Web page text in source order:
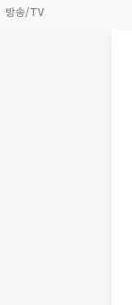
방송/TV